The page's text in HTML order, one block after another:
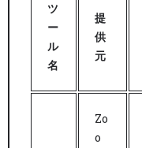
ツ
ー
ル
名
提
供
元
Zo
o